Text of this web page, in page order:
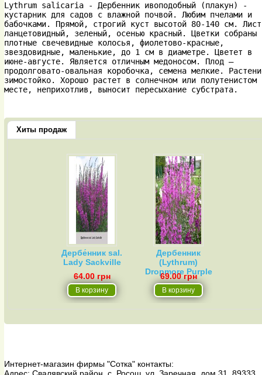
Lythrum salicaria - Дербенник ивоподобный (плакун) -
кустарник для садов с влажной почвой. Любим пчелами и
бабочками. Прямой, строгий куст высотой 80-140 см. Лист
ланцетовидный, зеленый, осенью красный. Цветки собраны
плотные свечевидные колосья, фиолетово-красные,
звездовидные, маленькие, до 1 см в диаметре. Цветет в
июне-августе. Является отличным медоносом. Плод —
продолговато-овальная коробочка, семена мелкие.
зимостойко. Хорошо растет в солнечном или полутенистом
месте, неприхотлив, выносит пересыхание субстрата.
Хиты продаж
Дербе́нник sal.
Lady Sackville
64.00 грн
Дербенник
(Lythrum)
Dropmore Purple
69.00 грн
Интернет-магазин фирмы "Сотка" контакты: